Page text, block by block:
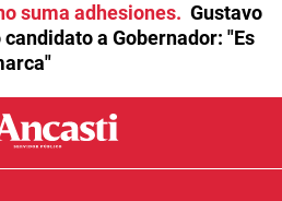
suma adhesiones
Gustavo
a Gobernador: "Es